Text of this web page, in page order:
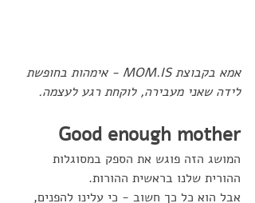
אמא בקבוצת MOM.IS - אימהות בחופשת
לידה שאני מעבירה, לוקחת רגע לעצמה.
Good enough mother
המושג הזה פוגש את הספק במסוגלות
ההורית שלנו בראשית ההורות.
אבל הוא כל כך חשוב - כי עלינו להפנים,